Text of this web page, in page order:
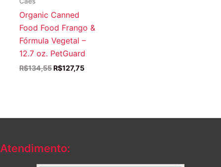
Organic Canned
Food Food Frango &
Fórmula Vegetal –
12.7 oz. PetGuard
R$134,55 O
R$127,75O
Atendimento: